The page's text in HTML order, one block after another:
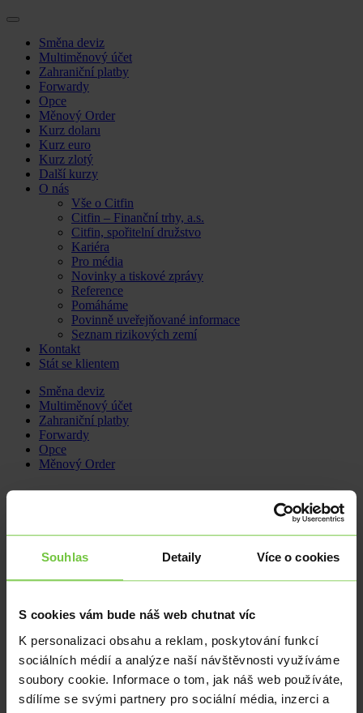
Souhlas Detaily Více o cookies
S cookies vám bude náš web chutnat víc
K personalizaci obsahu a reklam, poskytování funkcí
sociálních médií a analýze naší návštěvnosti využíváme
soubory cookie. Informace o tom, jak náš web používáte,
sdílíme se svými partnery pro sociální média, inzerci a
Skip
content
Směna deviz
Multiměnový účet
Zahraniční platby
Forwardy
Opce
Měnový Order
Kurz dolaru
Kurz euro
Kurz zlotý
Další kurzy
O nás
Vše o Citfin
Citfin – Finanční trhy, a.s.
Citfin, spořitelní družstvo
Kariéra
Pro média
Novinky a tiskové zprávy
Reference
Pomáháme
Povinně uveřejňované informace
Seznam rizikových zemí
Kontakt
Stát se klientem
Skip
content
Směna deviz
Multiměnový účet
Zahraniční platby
Forwardy
Opce
Měnový Order
QR kódy v konfirmacích i na eura
27. 3. 2025Novinky
Vážení klienti,
máte nově možnost platit i přes QR kódy nejen v korunách, ale také
Jsme Citfin.